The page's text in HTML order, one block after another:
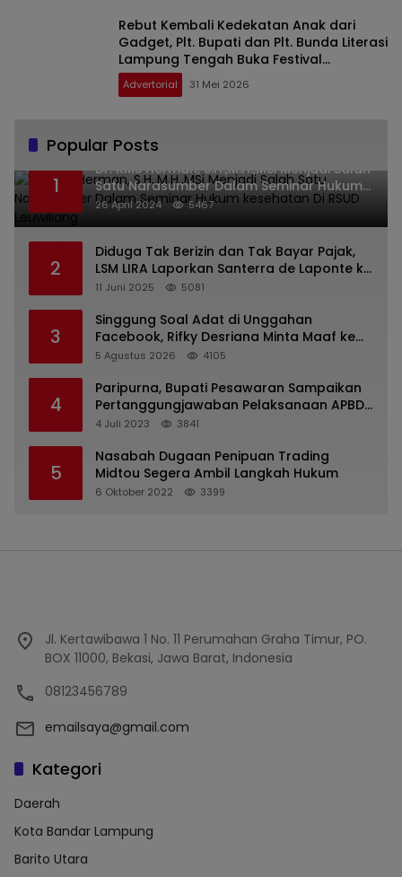
Rebut Kembali Kedekatan Anak dari
Gadget, Plt. Bupati dan Plt. Bunda Literasi
Lampung Tengah Buka Festival
Kampung Dongeng
Advertorial 31 Mei 2026
Popular Posts
1
Dr. KMS Herman, S.H.,M.H.,MSi Menjadi Salah
Satu Narasumber Dalam Seminar Hukum
kesehatan Di RSUD Leuwiliang
26 April 2024 5467
2
Diduga Tak Berizin dan Tak Bayar Pajak,
LSM LIRA Laporkan Santerra de Laponte ke
Kejaksaan Kota Batu
11 Juni 2025 5081
3
Singgung Soal Adat di Unggahan
Facebook, Rifky Desriana Minta Maaf ke
PDA dan Bupati Kubar
5 Agustus 2026 4105
4
Paripurna, Bupati Pesawaran Sampaikan
Pertanggungjawaban Pelaksanaan APBD
2022
4 Juli 2023 3841
5
Nasabah Dugaan Penipuan Trading
Midtou Segera Ambil Langkah Hukum
6 Oktober 2022 3399
Jl. Kertawibawa 1 No. 11 Perumahan Graha Timur, PO.
BOX 11000, Bekasi, Jawa Barat, Indonesia
08123456789
emailsaya@gmail.com
Kategori
Daerah
Kota Bandar Lampung
Barito Utara